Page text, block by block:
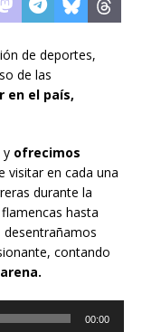
de deportes,
de las
en el país,
y ofrecimos
visitar en cada una
durante la
hasta
desentrañamos
contando
00:00